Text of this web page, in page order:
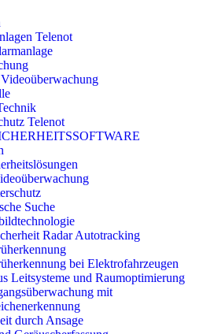
Telenot
Telenot
Suche
Radar Autotracking​
bei Elektrofahrzeugen
Leitsysteme und Raumoptimierung
mit
durch Ansage